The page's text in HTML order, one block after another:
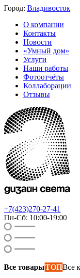
Город: Владивосток
О компании
Контакты
Новости
«Умный дом»
Услуги
Наши работы
Фотоотчёты
Коллаборации
Отзывы
+7(423)270-27-41
Пн-Сб: 10:00-19:00
Все товарыТОПВсе